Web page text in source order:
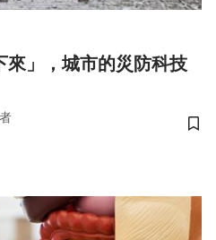
來」，城市的災防科技
儲